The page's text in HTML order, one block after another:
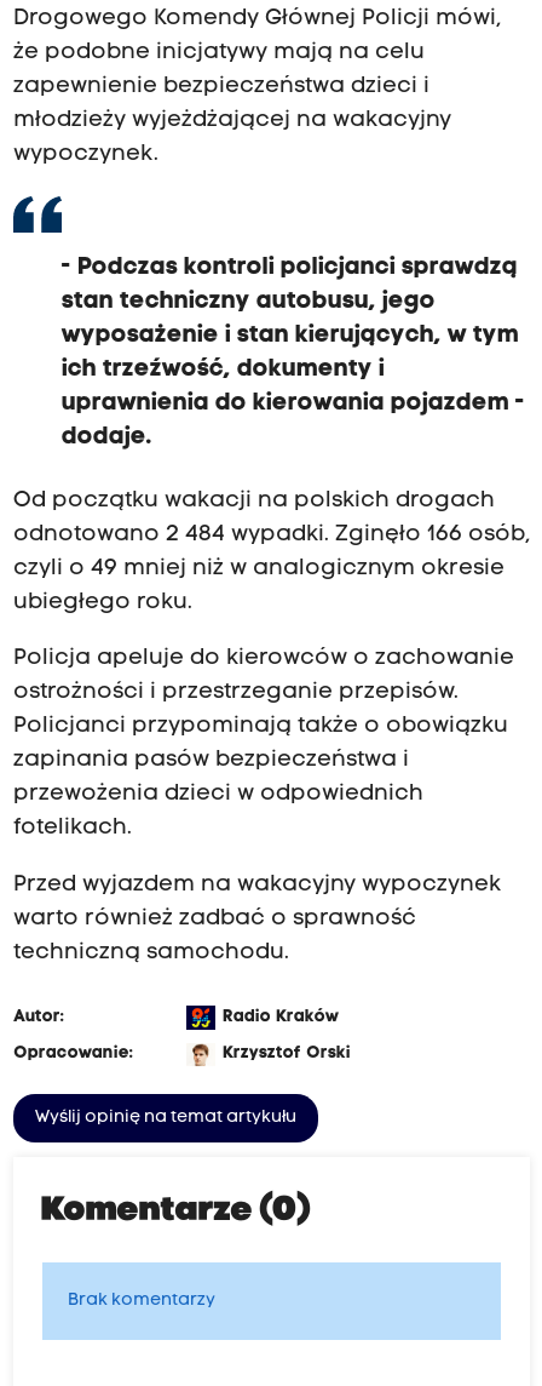
Drogowego Komendy Głównej Policji mówi,
że podobne inicjatywy mają na celu
zapewnienie bezpieczeństwa dzieci i
młodzieży wyjeżdżającej na wakacyjny
wypoczynek.
- Podczas kontroli policjanci sprawdzą
stan techniczny autobusu, jego
wyposażenie i stan kierujących, w tym
ich trzeźwość, dokumenty i
uprawnienia do kierowania pojazdem -
dodaje.
Od początku wakacji na polskich drogach
odnotowano 2 484 wypadki. Zginęło 166 osób,
czyli o 49 mniej niż w analogicznym okresie
ubiegłego roku.
Policja apeluje do kierowców o zachowanie
ostrożności i przestrzeganie przepisów.
Policjanci przypominają także o obowiązku
zapinania pasów bezpieczeństwa i
przewożenia dzieci w odpowiednich
fotelikach.
Przed wyjazdem na wakacyjny wypoczynek
warto również zadbać o sprawność
techniczną samochodu.
Autor:
Radio Kraków
Opracowanie:
Krzysztof Orski
Wyślij opinię na temat artykułu
Komentarze (0)
Brak komentarzy